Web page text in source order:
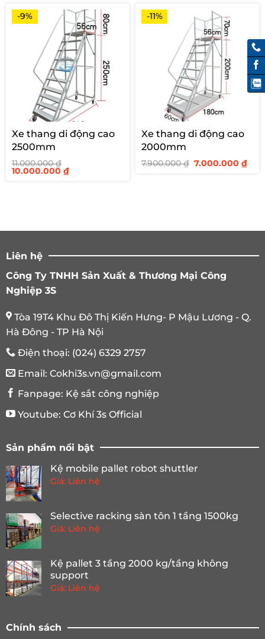
13.080.000 ₫.
-9%
Xe thang di động cao
2500mm
11.000.000₫
Giá
gốc
10.000.000 ₫Giá
-11%
Xe thang di động cao
2000mm
7.900.000₫ Giá
gốc
7.000.000₫Giá
Liên hệ
Công Ty TNHH Sản Xuất & Thương Mại Công
Nghiệp 3S
Tòa 19T4 Khu Đô Thị Kiến Hưng- P Mậu Lương - Q.
Hà Đông - TP Hà Nội
Điện thoại: (024) 6329 2757
Email: Cokhi3s.vn@gmail.com
Fanpage: Kệ sắt công nghiệp
Youtube: Cơ Khí 3s Official
Sản phẩm nổi bật
Kệ mobile pallet robot shuttler
Giá: Liên hệ
Selective racking sàn tôn 1 tầng 1500kg
Giá: Liên hệ
Kệ pallet 3 tầng 2000 kg/tầng không
support
Giá: Liên hệ
Chính sách